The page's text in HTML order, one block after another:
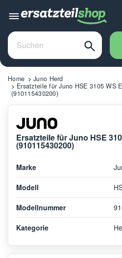
Home
Juno Herd
Ersatzteile für Juno HSE 3105 WS
(910115430200)
Ersatzteile für Juno HSE
(910115430200)
Marke
Modell
Modellnummer
Kategorie